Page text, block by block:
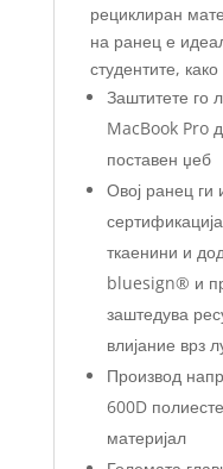
рециклиран
на ранец е
студентите,
Заштитете го
MacBook Pro
поставен џеб
Овој ранец ги
ткаенини и
bluesign® и
заштедува
влијание врз
Производ
600D
материјал